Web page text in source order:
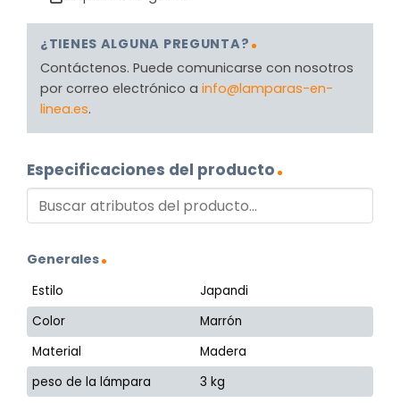
¿TIENES ALGUNA PREGUNTA?
Contáctenos. Puede comunicarse con nosotros
por correo electrónico a info@lamparas-en-
linea.es.
Especificaciones del producto
Generales
Estilo
Japandi
Color
Marrón
Material
Madera
peso de la lámpara
3 kg